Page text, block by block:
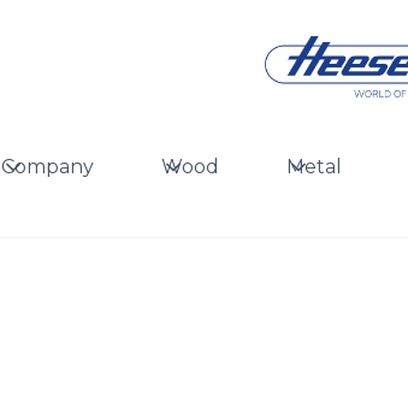
Company Wood Metal